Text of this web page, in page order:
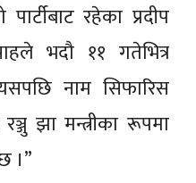
रहेका प्रदीप
भदौ ११ गतेभित्र
नाम सिफारिस
झा मन्त्रीका रूपमा
।”